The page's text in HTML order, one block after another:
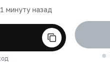
минуту назад